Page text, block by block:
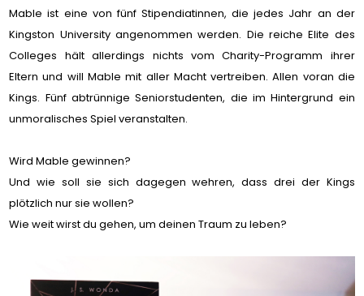
Mable ist eine von fünf Stipendiatinnen, die jedes Jahr an der
Kingston University angenommen werden. Die reiche Elite des
Colleges hält allerdings nichts vom Charity-Programm ihrer
Eltern und will Mable mit aller Macht vertreiben. Allen voran die
Kings. Fünf abtrünnige Seniorstudenten, die im Hintergrund ein
unmoralisches Spiel veranstalten.
Wird Mable gewinnen?
Und wie soll sie sich dagegen wehren, dass drei der Kings
plötzlich nur sie wollen?
Wie weit wirst du gehen, um deinen Traum zu leben?